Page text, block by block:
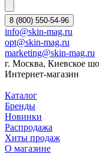
8 (800) 550-54-96
info@skin-mag.ru
opt@skin-mag.ru
marketing@skin-mag.ru
г. Москва, Киевское
Интернет-магазин
Каталог
Бренды
Новинки
Распродажа
Хиты продаж
О магазине